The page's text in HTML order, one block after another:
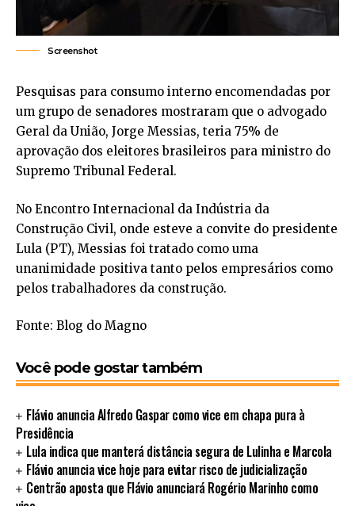
Screenshot
Pesquisas para consumo interno encomendadas por
um grupo de senadores mostraram que o advogado
Geral da União, Jorge Messias, teria 75% de
aprovação dos eleitores brasileiros para ministro do
Supremo Tribunal Federal.
No Encontro Internacional da Indústria da
Construção Civil, onde esteve a convite do presidente
Lula (PT), Messias foi tratado como uma
unanimidade positiva tanto pelos empresários como
pelos trabalhadores da construção.
Fonte: Blog do Magno
Você pode gostar também
Flávio anuncia Alfredo Gaspar como vice em chapa pura à
Presidência
Lula indica que manterá distância segura de Lulinha e Marcola
Flávio anuncia vice hoje para evitar risco de judicialização
Centrão aposta que Flávio anunciará Rogério Marinho como